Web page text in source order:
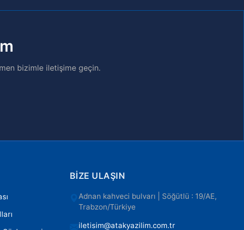
bizimle iletişime geçin.
BIZE ULAŞIN
Adnan kahveci bulvarı | Söğütlü : 19/AE,
Trabzon/Türkiye
iletisim@atakyazilim.com.tr